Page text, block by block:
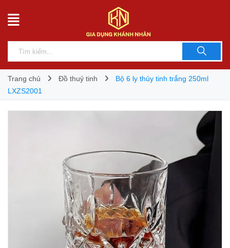
Trang chủ Đồ thuỷ tinh
Bộ 6 ly thủy tinh trắng 250ml
LXZS2001